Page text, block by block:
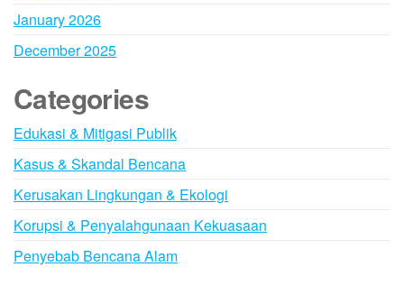
January 2026
December 2025
Categories
Edukasi & Mitigasi Publik
Kasus & Skandal Bencana
Kerusakan Lingkungan & Ekologi
Korupsi & Penyalahgunaan Kekuasaan
Penyebab Bencana Alam